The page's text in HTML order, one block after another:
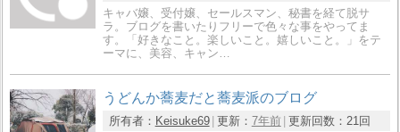
キャバ嬢、受付嬢、セールスマン、秘書を経て脱サ
ラ。ブログを書いたりフリーで色々な事をやってま
す。「好きなこと。楽しいこと。嬉しいこと。」をテ
ーマに、美容、キャン…
うどんか蕎麦だと蕎麦派のブログ
所有者： Keisuke69 更新： 7年前 更新回数： 21回